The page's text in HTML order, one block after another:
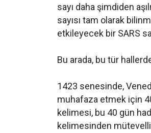
sayı daha şimdiden
sayısı tam olarak
etkileyecek bir SARS
Bu arada, bu tür
1423 senesinde,
muhafaza etmek için
kelimesi, bu 40 gün
kelimesinden